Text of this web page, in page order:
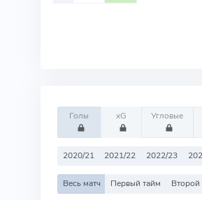
Голы xG Угловые
2020/21 2021/22 2022/23
Весь матч Первый тайм Второй